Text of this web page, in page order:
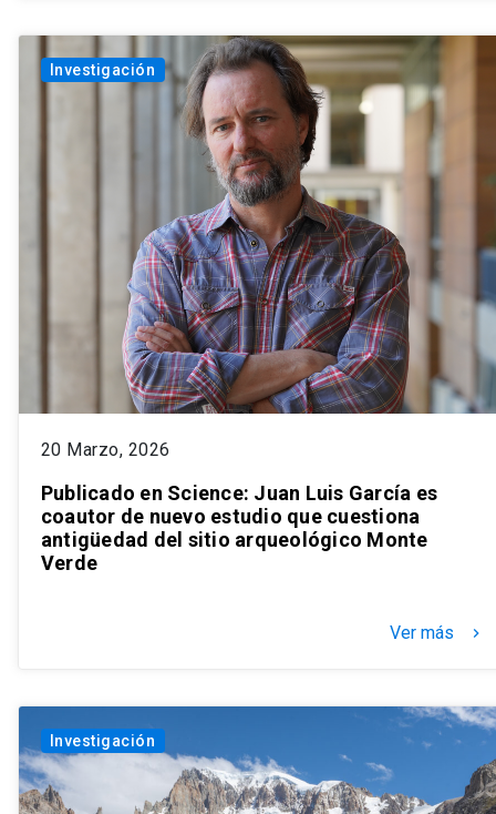
Investigación
20 Marzo, 2026
Publicado en Science: Juan Luis García es
coautor de nuevo estudio que cuestiona
antigüedad del sitio arqueológico Monte
Verde
Ver más keyboard_arrow_right
Investigación